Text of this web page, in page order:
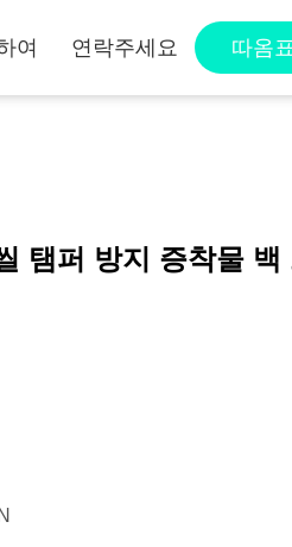
여 연락주세요 따옴
탬퍼 방지 증착물 백